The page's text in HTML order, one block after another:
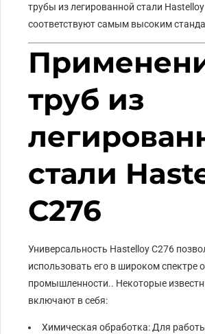
трубы из легированной стали
соответствуют самым высоким
труб из
стали
C276
Универсальность Hastelloy C276
использовать его в широком спектре
промышленности.. Некоторые
включают в себя:
Химическая обработка: Для